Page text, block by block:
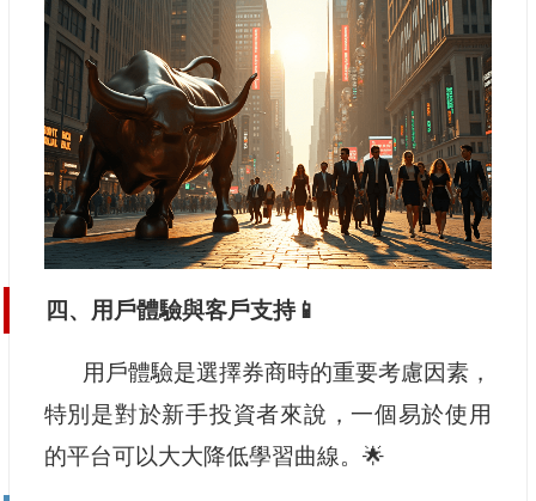
四、用戶體驗與客戶支持📱
用戶體驗是選擇券商時的重要考慮因素，
特別是對於新手投資者來說，一個易於使用
的平台可以大大降低學習曲線。🌟